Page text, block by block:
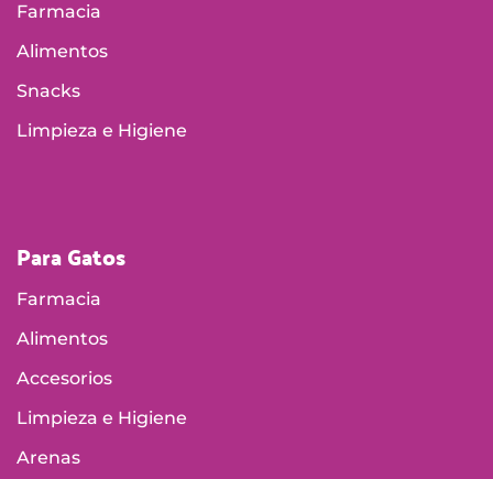
Farmacia
Alimentos
Snacks
Limpieza e Higiene
Para Gatos
Farmacia
Alimentos
Accesorios
Limpieza e Higiene
Arenas